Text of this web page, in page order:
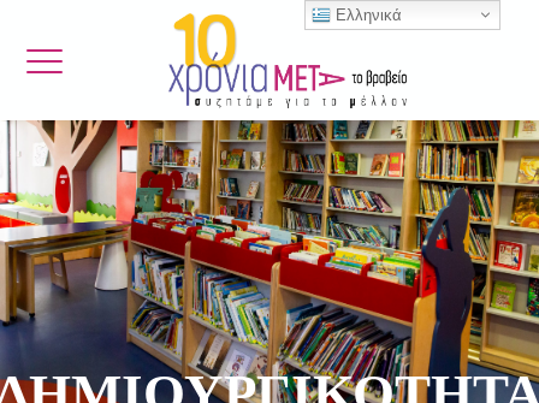
Ελληνικά